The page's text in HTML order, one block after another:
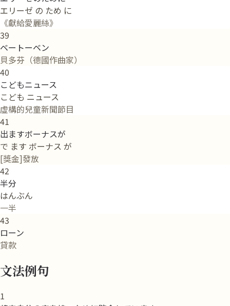
エリーゼ の ため に
《獻給愛麗絲》
39
ベートーベン
貝多芬（德國作曲家）
40
こどもニュース
こども ニュース
虛構的兒童新聞節目
41
出ますボーナスが
で ます ボーナス が
[獎金]發放
42
半分
はんぶん
一半
43
ローン
貸款
文法例句
1